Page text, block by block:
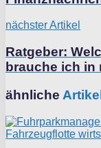
nächster Artikel
Ratgeber:
brauche ich in
ähnliche Artikel